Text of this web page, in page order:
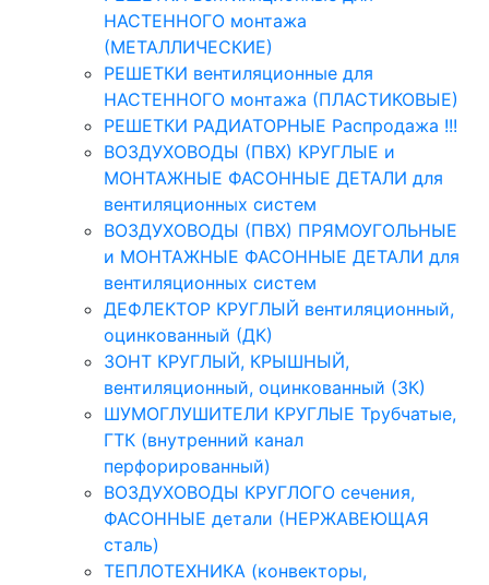
НАСТЕННОГО монтажа
(МЕТАЛЛИЧЕСКИЕ)
РЕШЕТКИ вентиляционные для
НАСТЕННОГО монтажа (ПЛАСТИКОВЫЕ)
РЕШЕТКИ РАДИАТОРНЫЕ Распродажа !!!
ВОЗДУХОВОДЫ (ПВХ) КРУГЛЫЕ и
МОНТАЖНЫЕ ФАСОННЫЕ ДЕТАЛИ для
вентиляционных систем
ВОЗДУХОВОДЫ (ПВХ) ПРЯМОУГОЛЬНЫЕ
и МОНТАЖНЫЕ ФАСОННЫЕ ДЕТАЛИ для
вентиляционных систем
ДЕФЛЕКТОР КРУГЛЫЙ вентиляционный,
оцинкованный (ДК)
ЗОНТ КРУГЛЫЙ, КРЫШНЫЙ,
вентиляционный, оцинкованный (ЗК)
ШУМОГЛУШИТЕЛИ КРУГЛЫЕ Трубчатые,
ГТК (внутренний канал
перфорированный)
ВОЗДУХОВОДЫ КРУГЛОГО сечения,
ФАСОННЫЕ детали (НЕРЖАВЕЮЩАЯ
сталь)
ТЕПЛОТЕХНИКА (конвекторы,